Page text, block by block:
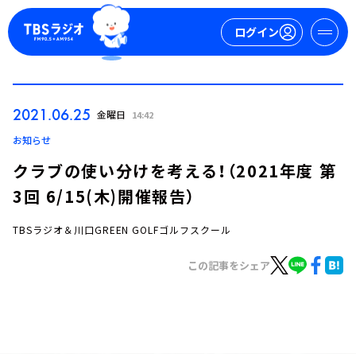
ログイン
2021.06.25 金曜日 14:42
お知らせ
クラブの使い分けを考える！（2021年度 第
3回 6/15(木)開催報告）
TBSラジオ＆川口GREEN GOLFゴルフスクール
この記事をシェア